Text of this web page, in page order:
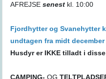
AFREJSE senest kl. 10:00
Fjordhytter og Svanehytter
undtagen fra midt
Husdyr er IKKE tilladt i
CAMPING- OG